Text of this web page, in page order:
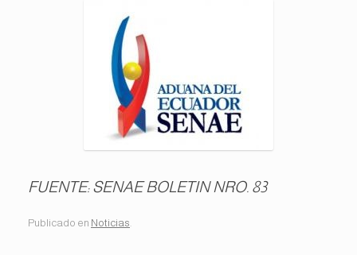
FUENTE: SENAE BOLETIN NRO. 83
Publicado en Noticias